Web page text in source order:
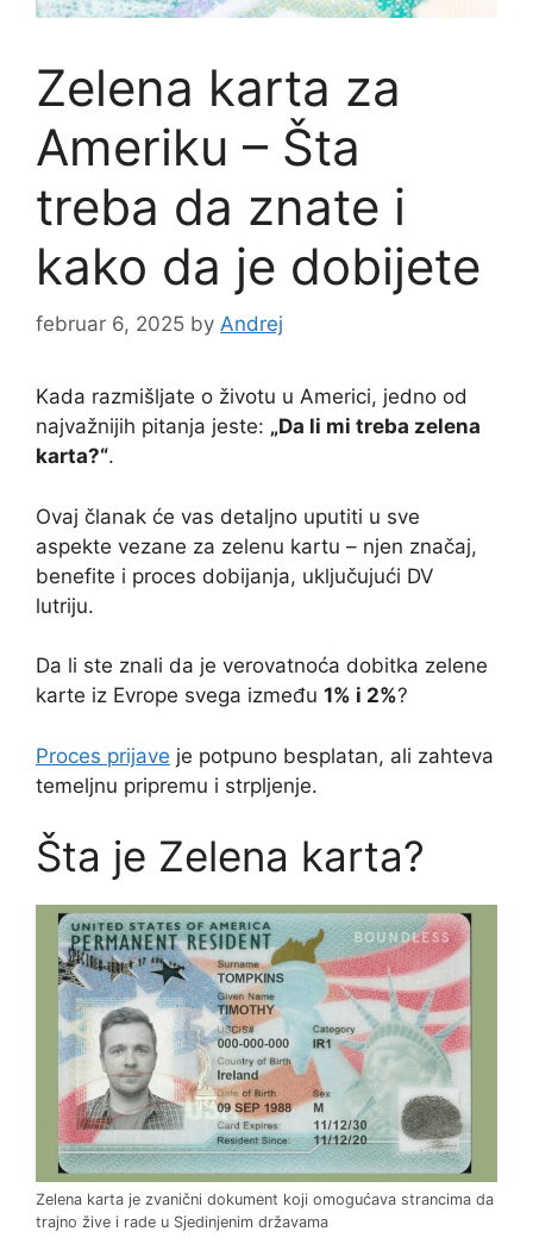
Zelena karta za
Ameriku – Šta
treba da znate i
kako da je dobijete
februar 6, 2025 by Andrej
Kada razmišljate o životu u Americi, jedno od
najvažnijih pitanja jeste: „Da li mi treba zelena
karta?“.
Ovaj članak će vas detaljno uputiti u sve
aspekte vezane za zelenu kartu – njen značaj,
benefite i proces dobijanja, uključujući DV
lutriju.
Da li ste znali da je verovatnoća dobitka zelene
karte iz Evrope svega između 1% i 2%?
Proces prijave je potpuno besplatan, ali zahteva
temeljnu pripremu i strpljenje.
Šta je Zelena karta?
Zelena karta je zvanični dokument koji omogućava strancima da
trajno žive i rade u Sjedinjenim državama